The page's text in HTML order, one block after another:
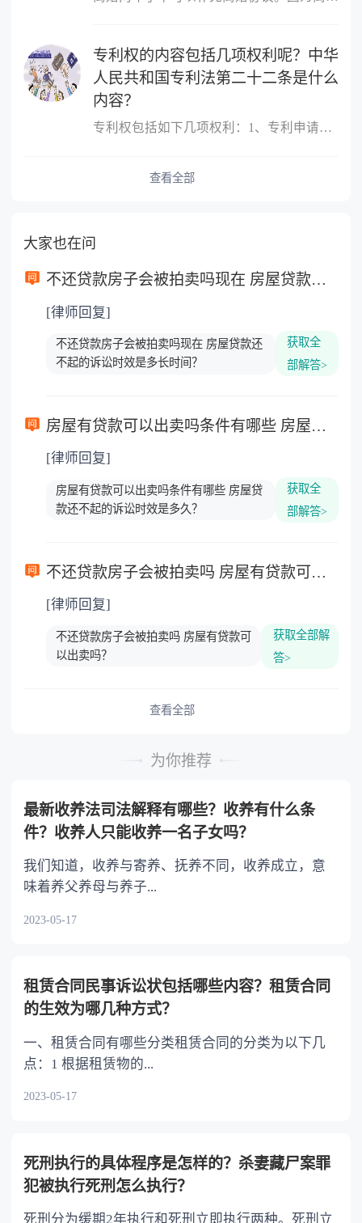
专利权的内容包括几项权利呢？中华
人民共和国专利法第二十二条是什么
内容？
专利权包括如下几项权利：1、专利申请权，且能够申请专利的只有发明...
查看全部
大家也在问
不还贷款房子会被拍卖吗现在 房屋贷款还不起的诉讼时效是多长时间？
[律师回复]
不还贷款房子会被拍卖吗现在 房屋贷款还
不起的诉讼时效是多长时间？
获取全
部解答>
房屋有贷款可以出卖吗条件有哪些 房屋贷款还不起的诉讼时效是多久？
[律师回复]
房屋有贷款可以出卖吗条件有哪些 房屋贷
款还不起的诉讼时效是多久？
获取全
部解答>
不还贷款房子会被拍卖吗 房屋有贷款可以出卖吗？
[律师回复]
不还贷款房子会被拍卖吗 房屋有贷款可
以出卖吗？
获取全部解
答>
查看全部
为你推荐
最新收养法司法解释有哪些？收养有什么条
件？收养人只能收养一名子女吗？
我们知道，收养与寄养、抚养不同，收养成立，意
味着养父养母与养子...
2023-05-17
租赁合同民事诉讼状包括哪些内容？租赁合同
的生效为哪几种方式？
一、租赁合同有哪些分类租赁合同的分类为以下几
点：1 根据租赁物的...
2023-05-17
死刑执行的具体程序是怎样的？杀妻藏尸案罪
犯被执行死刑怎么执行？
死刑分为缓期2年执行和死刑立即执行两种。死刑立